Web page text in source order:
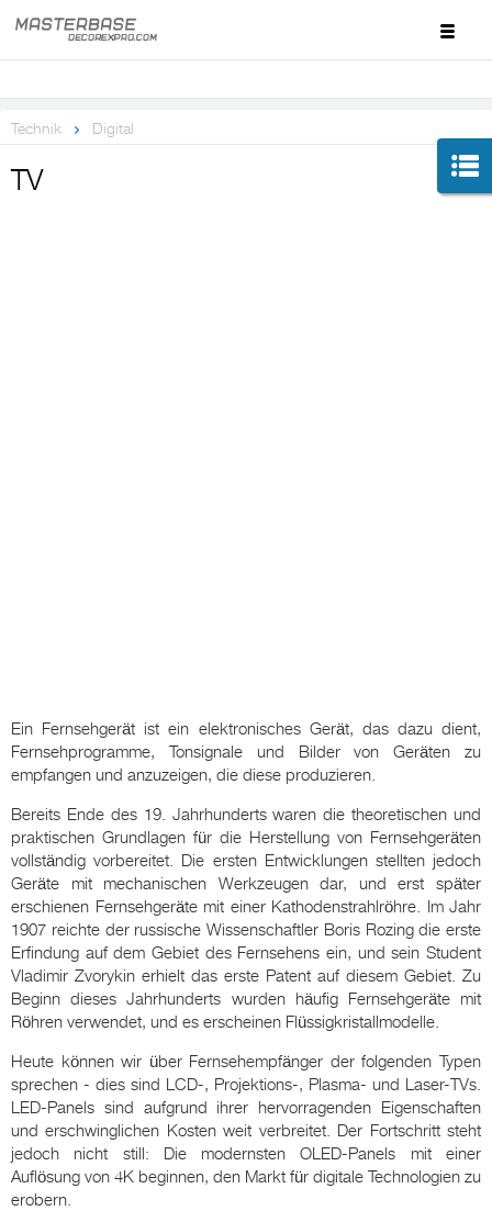
Technik Digital
TV
Ein Fernsehgerät ist ein elektronisches Gerät, das dazu dient,
Fernsehprogramme, Tonsignale und Bilder von Geräten zu
empfangen und anzuzeigen, die diese produzieren.
Bereits Ende des 19. Jahrhunderts waren die theoretischen und
praktischen Grundlagen für die Herstellung von Fernsehgeräten
vollständig vorbereitet. Die ersten Entwicklungen stellten jedoch
Geräte mit mechanischen Werkzeugen dar, und erst später
erschienen Fernsehgeräte mit einer Kathodenstrahlröhre. Im Jahr
1907 reichte der russische Wissenschaftler Boris Rozing die erste
Erfindung auf dem Gebiet des Fernsehens ein, und sein Student
Vladimir Zvorykin erhielt das erste Patent auf diesem Gebiet. Zu
Beginn dieses Jahrhunderts wurden häufig Fernsehgeräte mit
Röhren verwendet, und es erscheinen Flüssigkristallmodelle.
Heute können wir über Fernsehempfänger der folgenden Typen
sprechen - dies sind LCD-, Projektions-, Plasma- und Laser-TVs.
LED-Panels sind aufgrund ihrer hervorragenden Eigenschaften
und erschwinglichen Kosten weit verbreitet. Der Fortschritt steht
jedoch nicht still: Die modernsten OLED-Panels mit einer
Auflösung von 4K beginnen, den Markt für digitale Technologien zu
erobern.